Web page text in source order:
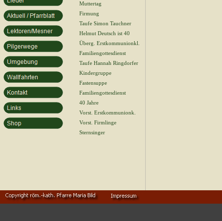
Muttertag
Firmung
Taufe Simon Tauchner
Helmut Deutsch ist 40
Überg. Erstkommunionkl.
Familiengottesdienst
Taufe Hannah Ringdorfer
Kindergruppe
Fastensuppe
Familiengottesdienst
40 Jahre
Vorst. Erstkommunionk.
Vorst. Firmlinge
Sternsinger